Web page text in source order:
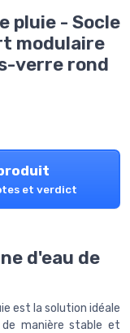
pluie - Socle
modulaire
verre rond
et verdict
d'eau de
est la solution idéale
manière stable et